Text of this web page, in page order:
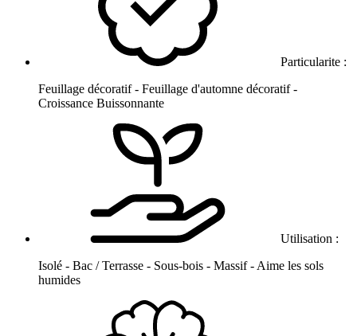
Particularite :
Feuillage décoratif - Feuillage d'automne décoratif -
Croissance Buissonnante
Utilisation :
Isolé - Bac / Terrasse - Sous-bois - Massif - Aime les sols
humides